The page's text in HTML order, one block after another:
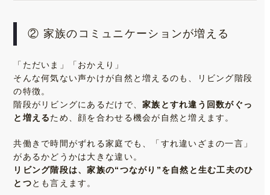
② 家族のコミュニケーションが増える
「ただいま」「おかえり」
そんな何気ない声かけが自然と増えるのも、リビング階段
の特徴。
階段がリビングにあるだけで、家族とすれ違う回数がぐっ
と増えるため、顔を合わせる機会が自然と増えます。
共働きで時間がずれる家庭でも、「すれ違いざまの一言」
があるかどうかは大きな違い。
リビング階段は、家族の“つながり”を自然と生む工夫のひ
とつとも言えます。